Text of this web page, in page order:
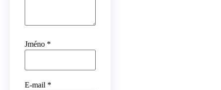
Jméno *
E-mail *